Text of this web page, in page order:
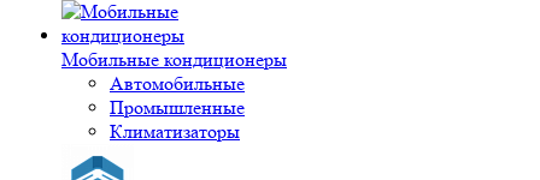
Мобильные кондиционеры
Автомобильные
Промышленные
Климатизаторы